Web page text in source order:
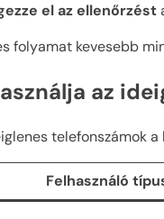
el az ellenőrzést
folyamat kevesebb
az
telefonszámok
Felhasználó